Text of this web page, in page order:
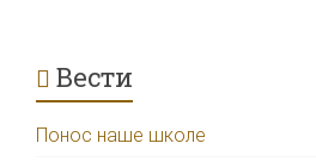
Вести
Понос наше школе